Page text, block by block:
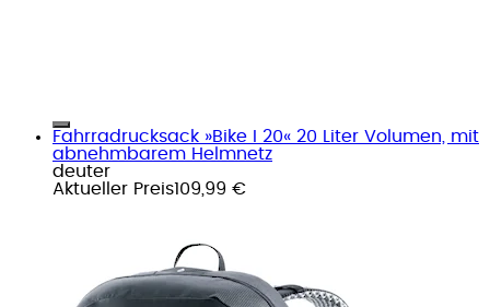
Fahrradrucksack »Bike I 20« 20 Liter Volumen, mit
abnehmbarem Helmnetz
deuter
Aktueller Preis109,99 €